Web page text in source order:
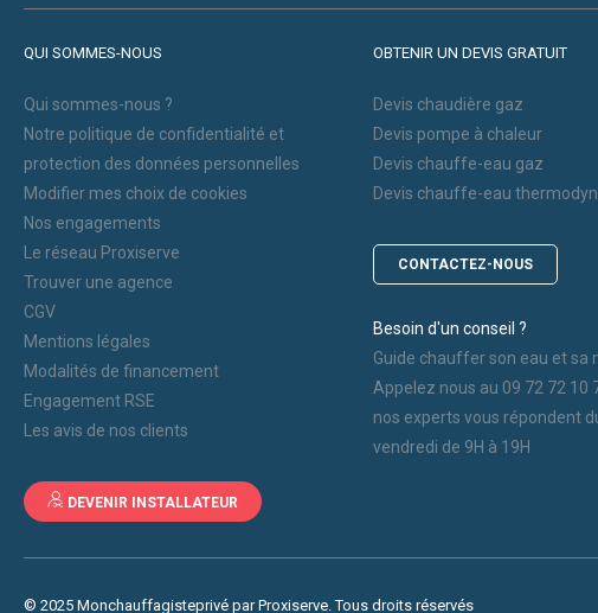
QUI SOMMES-NOUS
Qui sommes-nous ?
Notre politique de confidentialité et
protection des données personnelles
Modifier mes choix de cookies
Nos engagements
Le réseau Proxiserve
Trouver une agence
CGV
Mentions légales
Modalités de financement
Engagement RSE
Les avis de nos clients
DEVENIR INSTALLATEUR
OBTENIR UN DEVIS GRATUIT
Devis chaudière gaz
Devis pompe à chaleur
Devis chauffe-eau gaz
Devis chauffe-eau
CONTACTEZ-NOUS
Besoin d'un conseil ?
Guide chauffer son eau et sa
Appelez nous au 09 72 72 10
nos experts vous répondent
vendredi de 9H à 19H
© 2025 Monchauffagisteprivé par Proxiserve. Tous droits réservés